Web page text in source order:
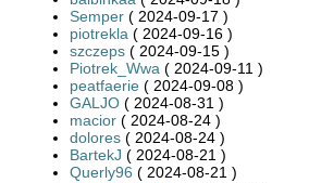
Semper ( 2024-09-17 )
piotrekla ( 2024-09-16 )
szczeps ( 2024-09-15 )
Piotrek_Wwa ( 2024-09-11 )
peatfaerie ( 2024-09-08 )
GALJO ( 2024-08-31 )
macior ( 2024-08-24 )
dolores ( 2024-08-24 )
BartekJ ( 2024-08-21 )
Querly96 ( 2024-08-21 )